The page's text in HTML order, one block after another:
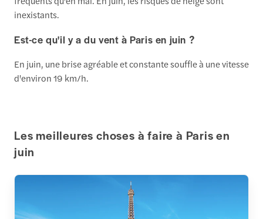
inexistants.
Est-ce qu'il y a du vent à Paris en juin ?
En juin, une brise agréable et constante souffle à une vitesse
d'environ 19 km/h.
Les meilleures choses à faire à Paris en
juin